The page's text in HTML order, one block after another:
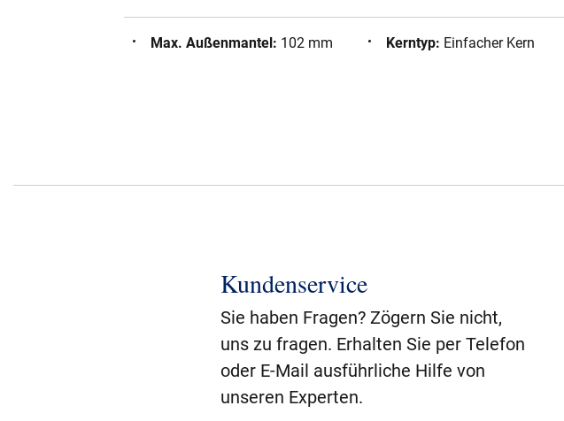
Max. Außenmantel: 102 mm Kerntyp: Einfacher Kern
Kundenservice
Sie haben Fragen? Zögern Sie nicht,
uns zu fragen. Erhalten Sie per Telefon
oder E-Mail ausführliche Hilfe von
unseren Experten.